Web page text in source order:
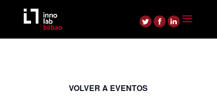
VOLVER A EVENTOS